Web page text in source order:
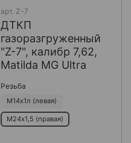
арт. Z-7
ДТКП
газоразгруженный
"Z-7", калибр 7,62,
Matilda MG Ultra
Резьба
М14х1л (левая)
М24х1,5 (правая)